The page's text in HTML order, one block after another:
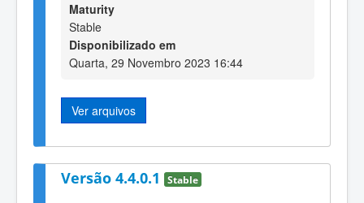
Maturity
Stable
Disponibilizado em
Quarta, 29 Novembro 2023 16:44
Ver arquivos
Versão 4.4.0.1 Stable